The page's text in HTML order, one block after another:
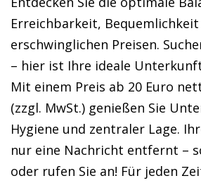
Erreichbarkeit,
erschwinglichen Preisen.
– hier ist Ihre ideale
Mit einem Preis ab 20 Euro
(zzgl. MwSt.) genießen Sie
Hygiene und zentraler Lage.
nur eine Nachricht entfernt –
oder rufen Sie an! Für jeden